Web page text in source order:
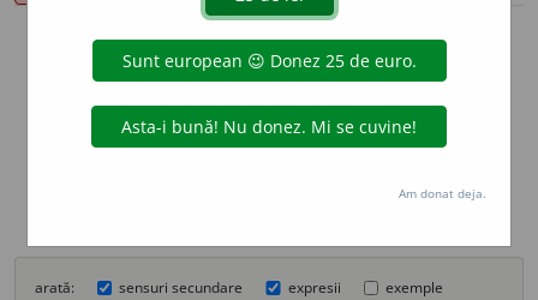
info
Aceste definiții sunt compilate de
echipa dexonline. Definițiile
originale se află pe filadefiniții.
Puteți reordona filele pe pagina de
arată: sensuri secundare expresii
exemple
Am donat deja.